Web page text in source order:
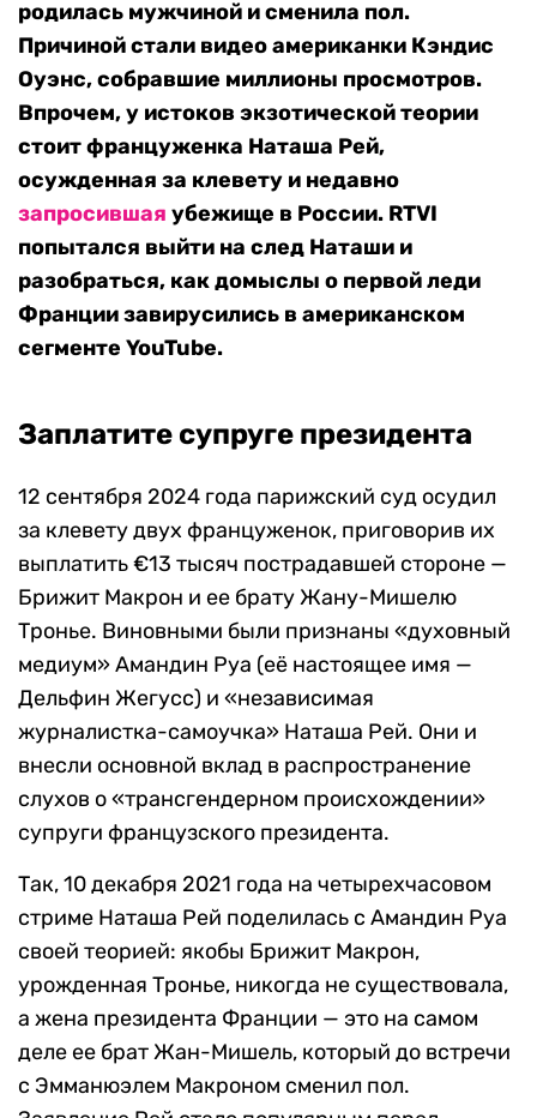
родилась мужчиной и сменила пол.
Причиной стали видео американки Кэндис
Оуэнс,собравшие миллионы просмотров.
Впрочем, у истоков экзотической теории
стоитфранцуженка Наташа Рей,
осужденная за клевету и недавно
запросившая убежище в России. RTVI
попытался выйти на след Наташи и
разобраться, как домыслы о первой леди
Франции завирусились в американском
сегменте YouTube.
Заплатите супруге президента
12 сентября 2024 года парижский суд осудил
за клевету двух француженок, приговорив их
выплатить €13 тысяч пострадавшей стороне —
Брижит Макрон и ее брату Жану-Мишелю
Тронье. Виновными были признаны «духовный
медиум» Амандин Руа (её настоящее имя —
Дельфин Жегусс) и «независимая
журналистка-самоучка» Наташа Рей. Они и
внесли основной вклад в распространение
слухов о «трансгендерном происхождении»
супруги французского президента.
Так, 10 декабря 2021 года на четырехчасовом
стриме Наташа Рей поделилась с Амандин Руа
своей теорией: якобы Брижит Макрон,
урожденная Тронье, никогда не существовала,
а жена президента Франции — это на самом
деле ее брат Жан-Мишель, который до встречи
с Эмманюэлем Макроном сменил пол.